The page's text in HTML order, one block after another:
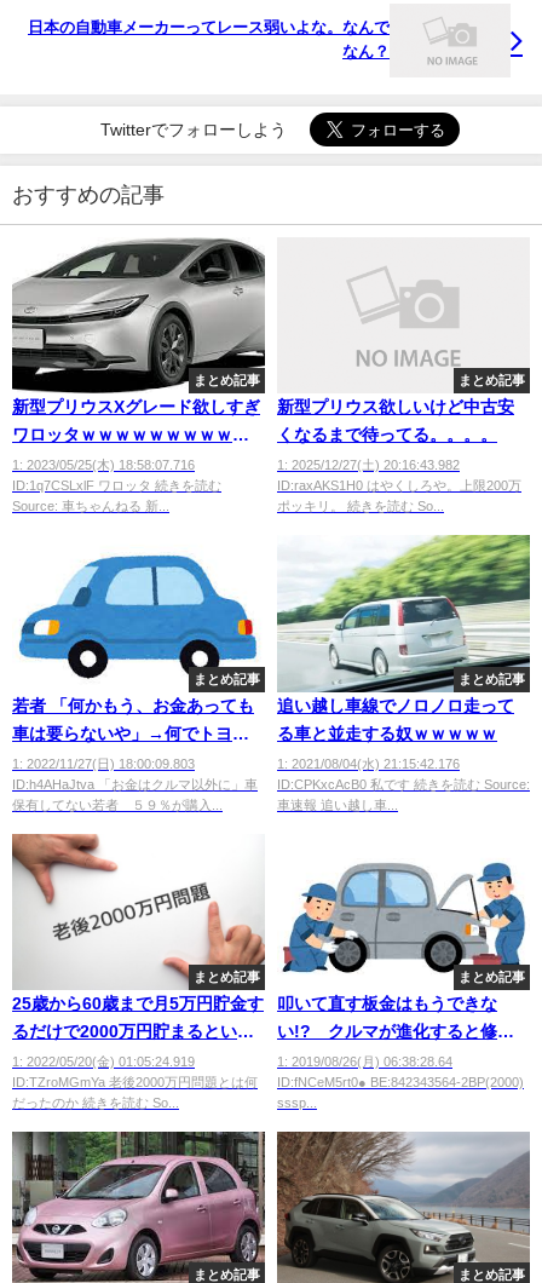
日本の自動車メーカーってレース弱いよな。なんで
なん？
Twitterでフォローしよう
おすすめの記事
まとめ記事
新型プリウスXグレード欲しすぎ
ワロッタｗｗｗｗｗｗｗｗｗｗ
ｗｗ
1: 2023/05/25(木) 18:58:07.716
ID:1q7CSLxlF ワロッタ 続きを読む
Source: 車ちゃんねる 新...
まとめ記事
新型プリウス欲しいけど中古安
くなるまで待ってる。。。。
1: 2025/12/27(土) 20:16:43.982
ID:raxAKS1H0 はやくしろや。上限200万
ポッキリ。 続きを読む So...
まとめ記事
若者 「何かもう、お金あっても
車は要らないや」→何でトヨタ
の王国でこんな事になってしま
ったのか
1: 2022/11/27(日) 18:00:09.803
ID:h4AHaJtva 「お金はクルマ以外に」車
保有してない若者 ５９％が購入...
まとめ記事
追い越し車線でノロノロ走って
る車と並走する奴ｗｗｗｗｗ
1: 2021/08/04(水) 21:15:42.176
ID:CPKxcAcB0 私です 続きを読む Source:
車速報 追い越し車...
まとめ記事
25歳から60歳まで月5万円貯金す
るだけで2000万円貯まるという
事実ｗ
1: 2022/05/20(金) 01:05:24.919
ID:TZroMGmYa 老後2000万円問題とは何
だったのか 続きを読む So...
まとめ記事
叩いて直す板金はもうできな
い!? クルマが進化すると修復
が難しくなるという弊害
1: 2019/08/26(月) 06:38:28.64
ID:fNCeM5rt0● BE:842343564-2BP(2000)
sssp...
まとめ記事 まとめ記事